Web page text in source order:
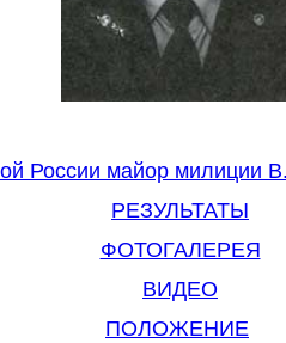
России майор милиции
РЕЗУЛЬТАТЫ
ФОТОГАЛЕРЕЯ
ВИДЕО
ПОЛОЖЕНИЕ